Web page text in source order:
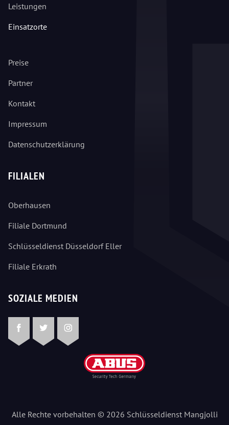
Leistungen
Einsatzorte
Preise
Partner
Kontakt
Impressum
Datenschutzerklärung
FILIALEN
Oberhausen
Filiale Dortmund
Schlüsseldienst Düsseldorf Eller
Filiale Erkrath
SOZIALE MEDIEN
FacebookTwitterInstagram
Alle Rechte vorbehalten © 2026 Schlüsseldienst Mangjolli